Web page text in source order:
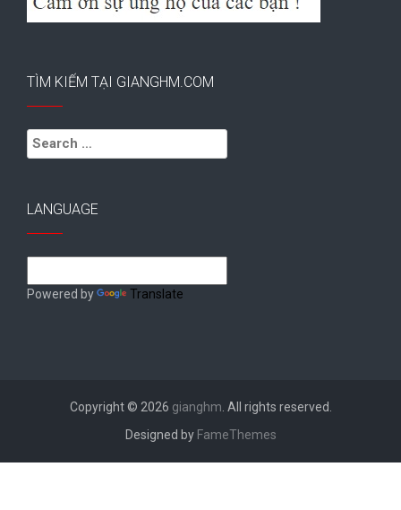
TÌM KIẾM TẠI GIANGHM.COM
Search
for:
LANGUAGE
Powered by Translate
Copyright © 2026 gianghm . All rights reserved.
Designed by FameThemes